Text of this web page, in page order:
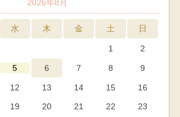
2026年8月
水 木 金 土 日
1 2
5 6 7 8 9
12 13 14 15
16
19 20 21 22
23